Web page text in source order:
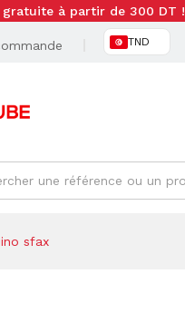
gratuite à partir de 300 DT !
TND
sfax